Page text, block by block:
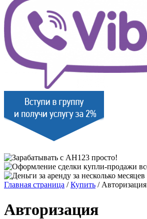
Главная страница /Купить / Авторизация
Авторизация